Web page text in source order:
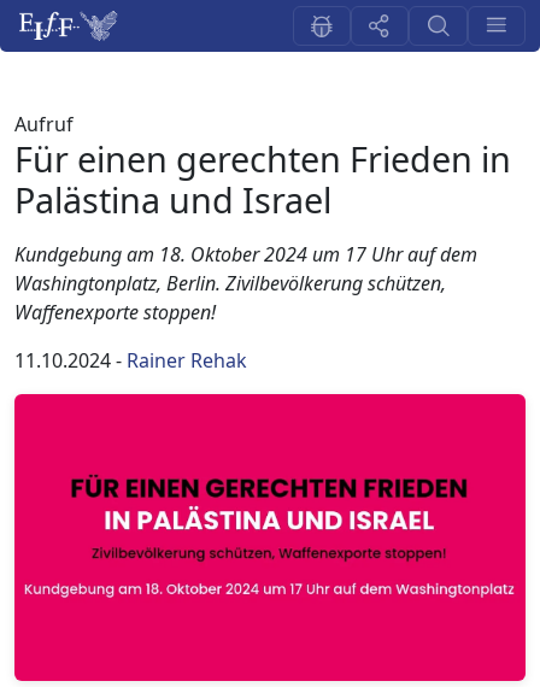
Aufruf
Für einen gerechten Frieden in
Palästina und Israel
Kundgebung am 18. Oktober 2024 um 17 Uhr auf dem
Washingtonplatz, Berlin. Zivilbevölkerung schützen,
Waffenexporte stoppen!
11.10.2024- Rainer Rehak